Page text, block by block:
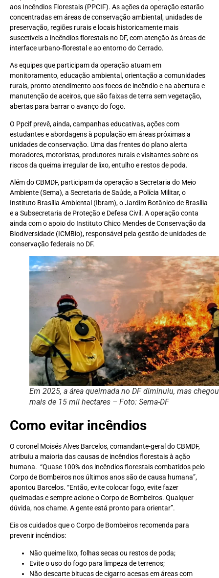
aos Incêndios Florestais (PPCIF). As ações da operação estarão
concentradas em áreas de conservação ambiental, unidades de
preservação, regiões rurais e locais historicamente mais
suscetíveis a incêndios florestais no DF, com atenção às áreas de
interface urbano-florestal e ao entorno do Cerrado.
As equipes que participam da operação atuam em
monitoramento, educação ambiental, orientação a comunidades
rurais, pronto atendimento aos focos de incêndio e na abertura e
manutenção de aceiros, que são faixas de terra sem vegetação,
abertas para barrar o avanço do fogo.
O Ppcif prevê, ainda, campanhas educativas, ações com
estudantes e abordagens à população em áreas próximas a
unidades de conservação. Uma das frentes do plano alerta
moradores, motoristas, produtores rurais e visitantes sobre os
riscos da queima irregular de lixo, entulho e restos de poda.
Além do CBMDF, participam da operação a Secretaria do Meio
Ambiente (Sema), a Secretaria de Saúde, a Polícia Militar, o
Instituto Brasília Ambiental (Ibram), o Jardim Botânico de Brasília
e a Subsecretaria de Proteção e Defesa Civil. A operação conta
ainda com o apoio do Instituto Chico Mendes de Conservação da
Biodiversidade (ICMBio), responsável pela gestão de unidades de
conservação federais no DF.
Em 2025, a área queimada no DF diminuiu, mas
mais de 15 mil hectares – Foto: Sema-DF
Como evitar incêndios
O coronel Moisés Alves Barcelos, comandante-geral do CBMDF,
atribuiu a maioria das causas de incêndios florestais à ação
humana. “Quase 100% dos incêndios florestais combatidos pelo
Corpo de Bombeiros nos últimos anos são de causa humana”,
apontou Barcelos. “Então, evite colocar fogo, evite fazer
queimadas e sempre acione o Corpo de Bombeiros. Qualquer
dúvida, nos chame. A gente está pronto para orientar”.
Eis os cuidados que o Corpo de Bombeiros recomenda para
prevenir incêndios:
Não queime lixo, folhas secas ou restos de poda;
Evite o uso do fogo para limpeza de terrenos;
Não descarte bitucas de cigarro acesas em áreas com